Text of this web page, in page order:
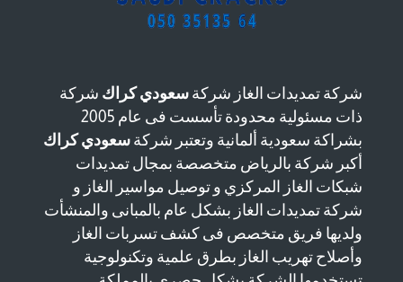
شركة تمديدات الغاز شركة سعودي كراك شركة
ذات مسئولية محدودة تأسست فى عام 2005
بشراكة سعودية ألمانية وتعتبر شركة سعودي كراك
أكبر شركة بالرياض متخصصة بمجال تمديدات
شبكات الغاز المركزي و توصيل مواسير الغاز و
شركة تمديدات الغاز بشكل عام بالمبانى والمنشأت
ولديها فريق متخصص فى كشف تسربات الغاز
وأصلاح تهريب الغاز بطرق علمية وتكنولوجية